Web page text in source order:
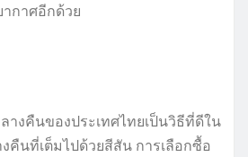
กาศอีกด้วย
างคืนของประเทศไทยเป็นวิธีที่ดีใน
คืนที่เต็มไปด้วยสีสัน การเลือกซื้อ